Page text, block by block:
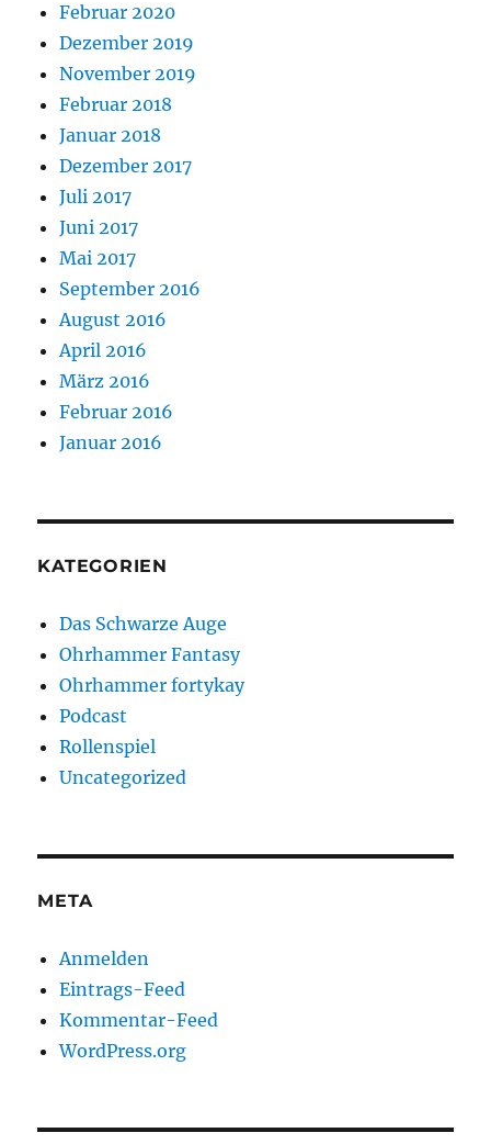
Februar 2020
Dezember 2019
November 2019
Februar 2018
Januar 2018
Dezember 2017
Juli 2017
Juni 2017
Mai 2017
September 2016
August 2016
April 2016
März 2016
Februar 2016
Januar 2016
KATEGORIEN
Das Schwarze Auge
Ohrhammer Fantasy
Ohrhammer fortykay
Podcast
Rollenspiel
Uncategorized
META
Anmelden
Eintrags-Feed
Kommentar-Feed
WordPress.org